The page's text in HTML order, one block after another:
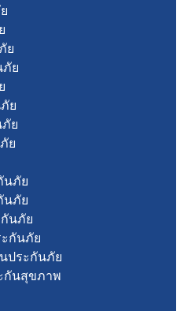
ย
ภัย
ย
ภัย
ย
นภัย
นภัย
นภัย
กันภัย
ประกันภัย
กันสุขภาพ